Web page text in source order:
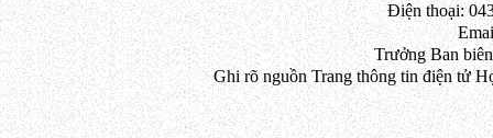
Điện thoại:
Trưởng Ban
Ghi rõ nguồn Trang thông tin điện tử